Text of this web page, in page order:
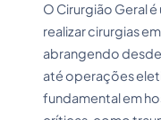
O Cirurgião Geral
realizar cirurgias
abrangendo
até operações
fundamental em